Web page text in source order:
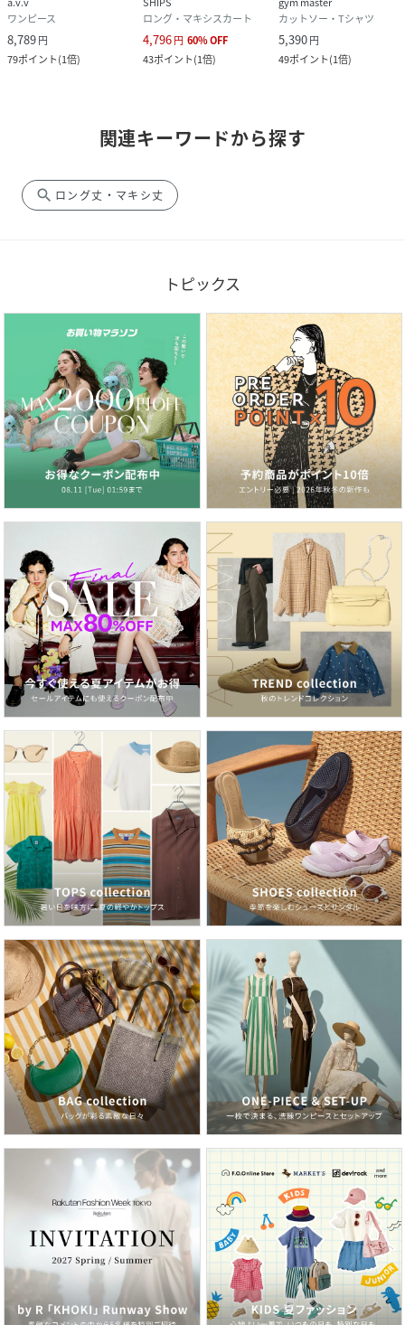
ワンピース
8,789円
79ポイント(1倍)
ロング・マキシスカート
4,796円 60%OFF
43ポイント(1倍)
カットソー・Tシャツ
5,390円
49ポイント(1倍)
関連キーワードから探す
search ロング丈・マキシ丈
トピックス